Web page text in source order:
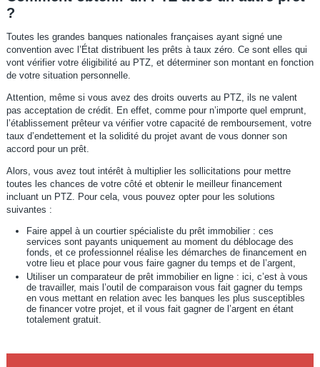
?
Toutes les grandes banques nationales françaises ayant signé une
convention avec l’État distribuent les prêts à taux zéro. Ce sont elles qui
vont vérifier votre éligibilité au PTZ, et déterminer son montant en fonction
de votre situation personnelle.
Attention, même si vous avez des droits ouverts au PTZ, ils ne valent
pas acceptation de crédit. En effet, comme pour n’importe quel emprunt,
l’établissement prêteur va vérifier votre capacité de remboursement, votre
taux d’endettement et la solidité du projet avant de vous donner son
accord pour un prêt.
Alors, vous avez tout intérêt à multiplier les sollicitations pour mettre
toutes les chances de votre côté et obtenir le meilleur financement
incluant un PTZ. Pour cela, vous pouvez opter pour les solutions
suivantes :
Faire appel à un courtier spécialiste du prêt immobilier : ces
services sont payants uniquement au moment du déblocage des
fonds, et ce professionnel réalise les démarches de financement en
votre lieu et place pour vous faire gagner du temps et de l’argent,
Utiliser un comparateur de prêt immobilier en ligne : ici, c’est à vous
de travailler, mais l’outil de comparaison vous fait gagner du temps
en vous mettant en relation avec les banques les plus susceptibles
de financer votre projet, et il vous fait gagner de l’argent en étant
totalement gratuit.